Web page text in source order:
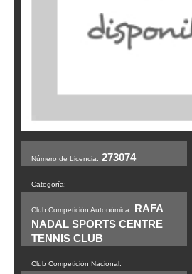
Número de Licencia: 273074
Categoría:
Club Competición Autonómica: RAFA
NADAL SPORTS CENTRE
TENNIS CLUB
Club Competición Nacional: